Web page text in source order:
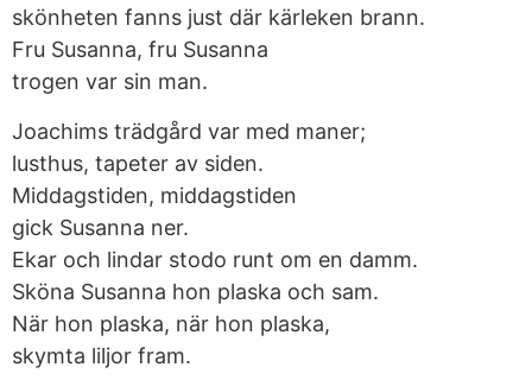
skönheten fanns just där kärleken brann.
Fru Susanna, fru Susanna
trogen var sin man.
Joachims trädgård var med maner;
lusthus, tapeter av siden.
Middagstiden, middagstiden
gick Susanna ner.
Ekar och lindar stodo runt om en damm.
Sköna Susanna hon plaska och sam.
När hon plaska, när hon plaska,
skymta liljor fram.